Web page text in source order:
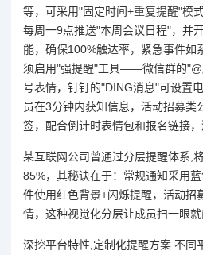
等，可采用"固定时间+重复提醒"模
每周一9点推送"本周会议日程"，并
能，确保100%触达率，紧急事件如
须启用"强提醒"工具——微信群的"@
号表情，钉钉的"DING消息"可设置
员在3分钟内获知信息，活动招募类
签，配合倒计时表情包和报名链接，
某互联网公司曾通过分层提醒体系,
85%，其秘诀在于：常规通知采用
件使用红色背景+闪烁提醒，活动招
情，这种视觉化分层让成员扫一眼就
深挖平台特性,定制化提醒方案 不同